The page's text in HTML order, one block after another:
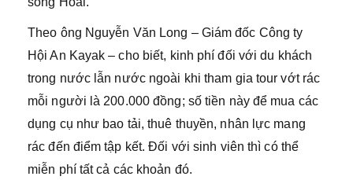
Theo ông Nguyễn Văn Long – Giám đốc Công ty
Hội An Kayak – cho biết, kinh phí đối với du khách
trong nước lẫn nước ngoài khi tham gia tour vớt rác
mỗi người là 200.000 đồng; số tiền này để mua các
dụng cụ như bao tải, thuê thuyền, nhân lực mang
rác đến điểm tập kết. Đối với sinh viên thì có thể
miễn phí tất cả các khoản đó.